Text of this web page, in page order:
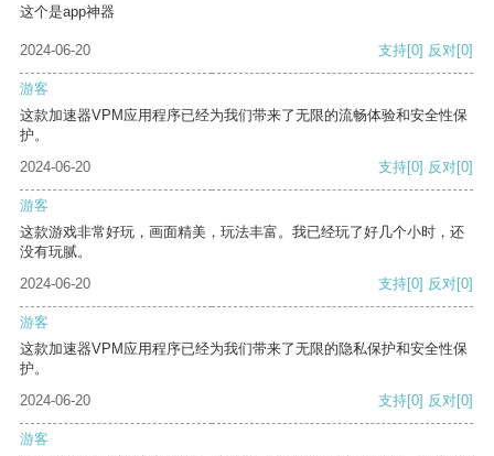
这个是app神器
2024-06-20 支持[0] 反对[0]
游客
这款加速器VPM应用程序已经为我们带来了无限的流畅体验和安全性保
护。
2024-06-20
支持[0] 反对[0]
游客
这款游戏非常好玩，画面精美，玩法丰富。我已经玩了好几个小时，还
没有玩腻。
2024-06-20
支持[0] 反对[0]
游客
这款加速器VPM应用程序已经为我们带来了无限的隐私保护和安全性保
护。
2024-06-20
支持[0] 反对[0]
游客